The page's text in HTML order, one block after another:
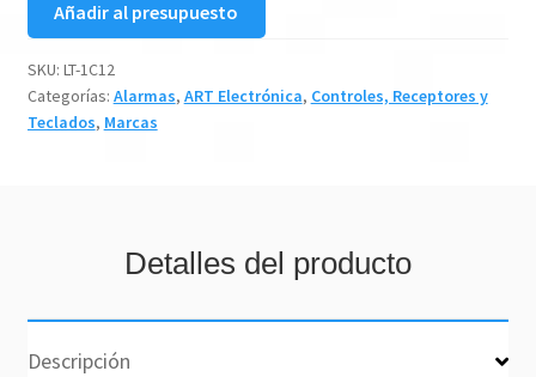
292Mhz.
(SM1002)
cantidad
Añadir al presupuesto
SKU: LT-1C12
Categorías: Alarmas, ART Electrónica, Controles, Receptores y
Teclados, Marcas
Detalles del producto
Descripción